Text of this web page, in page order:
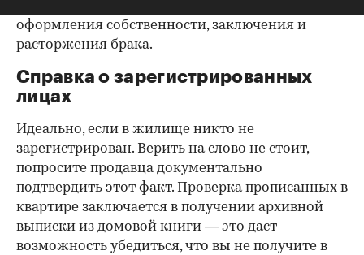
оформления собственности, заключения и
расторжения брака.
Справка о зарегистрированных
лицах
Идеально, если в жилище никто не
зарегистрирован. Верить на слово не стоит,
попросите продавца документально
подтвердить этот факт. Проверка прописанных в
квартире заключается в получении архивной
выписки из домовой книги — это даст
возможность убедиться, что вы не получите в